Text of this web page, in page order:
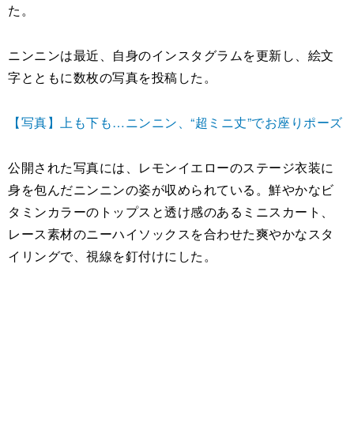
た。
ニンニンは最近、自身のインスタグラムを更新し、絵文
字とともに数枚の写真を投稿した。
【写真】上も下も…ニンニン、“超ミニ丈”でお座りポーズ
公開された写真には、レモンイエローのステージ衣装に
身を包んだニンニンの姿が収められている。鮮やかなビ
タミンカラーのトップスと透け感のあるミニスカート、
レース素材のニーハイソックスを合わせた爽やかなスタ
イリングで、視線を釘付けにした。